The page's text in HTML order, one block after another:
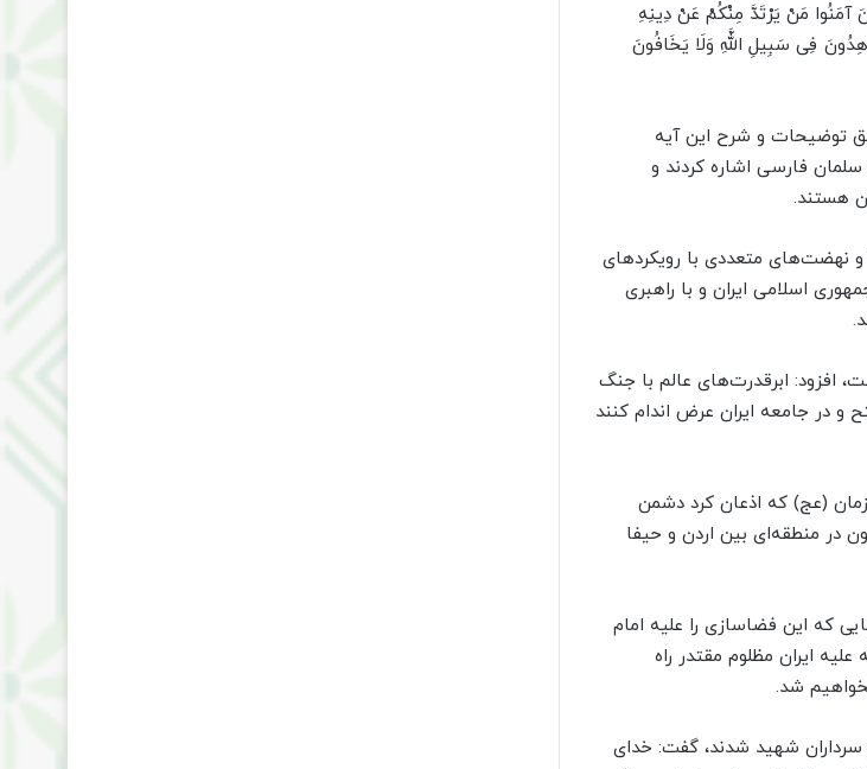
الَّذِینَ آمَنُوا مَنْ یَرْتَدَّ مِنْکُمْ عَنْ دِینِهِ
فِی سَبِیلِ اللَّهِ وَلَا یَخَافُونَ
توضیحات و شرح این آیه
فارسی اشاره کردند و
هستند.
(عج) حکومت‌ها و نهضت‌های متعددی با رویکردهای
اسلامی ایران و با راهبری
افزود: ابرقدرت‌های عالم با جنگ
و در جامعه ایران عرض اندام کنند
(عج) که اذعان کرد دشمن
در منطقه‌ای بین اردن و حیفا
که این فضاسازی را علیه امام
ایران مظلوم مقتدر راه
شد.
سرداران شهید شدند، گفت: خدای